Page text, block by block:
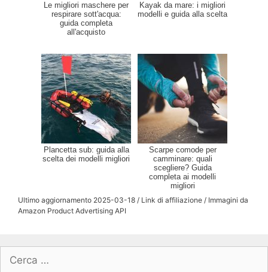
Le migliori maschere per
respirare sott'acqua:
guida completa
all'acquisto
Kayak da mare: i migliori
modelli e guida alla scelta
Plancetta sub: guida alla
scelta dei modelli migliori
Scarpe comode per
camminare: quali
scegliere? Guida
completa ai modelli
migliori
Ultimo aggiornamento 2025-03-18 / Link di affiliazione / Immagini da
Amazon Product Advertising API
Ricerca